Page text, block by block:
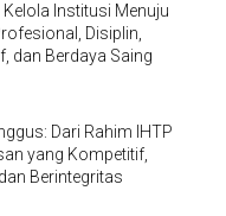
Institusi Menuju
Disiplin,
dan Berdaya Saing
Dari Rahim IHTP
yang Kompetitif,
Berintegritas